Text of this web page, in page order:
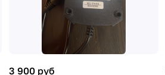
3 900 руб